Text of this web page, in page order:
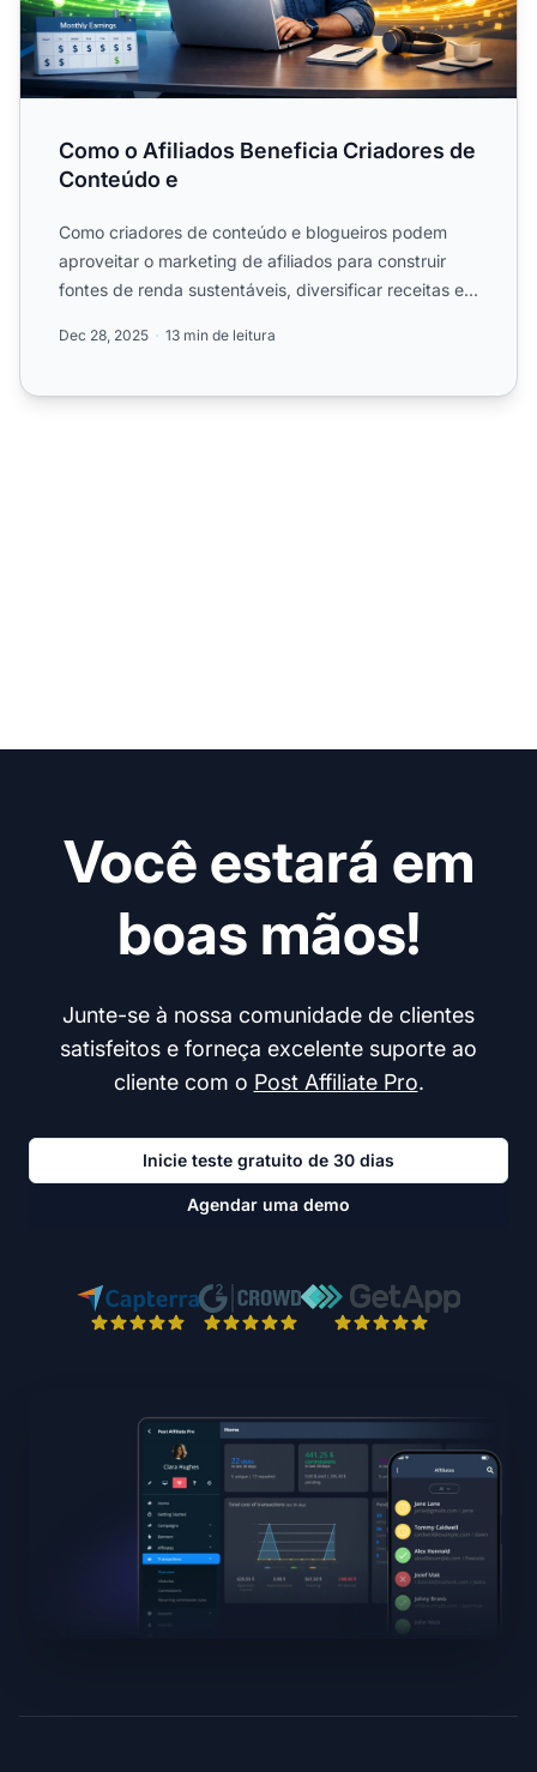
Como o Afiliados Beneficia Criadores de
Conteúdo e
Como criadores de conteúdo e blogueiros podem
aproveitar o marketing de afiliados para construir
fontes de renda sustentáveis, diversificar receitas e...
Dec 28, 2025 13 min de leitura
Você estará em
boas mãos!
Junte-se à nossa comunidade de clientes
satisfeitos e forneça excelente suporte ao
cliente com o Post Affiliate Pro.
Inicie teste gratuito de 30 dias
Agendar uma demo